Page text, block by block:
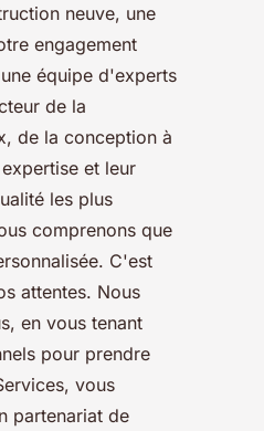
neuve, une
engagement
équipe d'experts
de la
de la conception à
et leur
les plus
comprenons que
C'est
attentes. Nous
en vous tenant
pour prendre
vous
partenariat de